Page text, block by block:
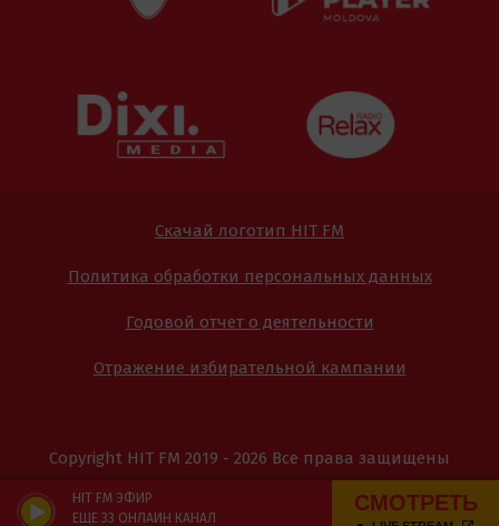
СМОТРЕТЬ
HIT FM ЭФИР
ЕЩЁ 33 ОНЛАЙН КАНАЛ
Copyright HIT FM 2019 - 2026 Все права защищены
Скачай логотип HIT FM
Политика обработки персональных данных
Годовой отчет о деятельности
Отражение избирательной кампании